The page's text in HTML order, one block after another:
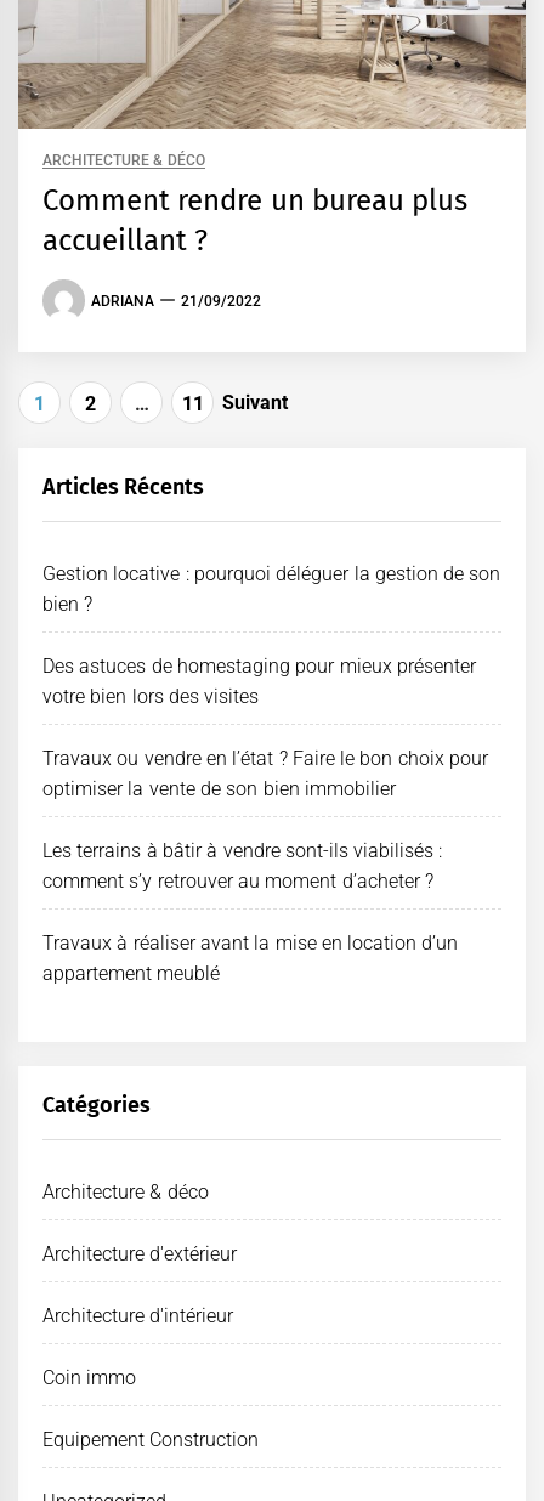
ARCHITECTURE & DÉCO
Comment rendre un bureau plus
accueillant ?
ADRIANA 21/09/2022
Pagination
publications
1 2 … 11 Suivant
Articles Récents
Gestion locative : pourquoi déléguer la gestion de son
bien ?
Des astuces de homestaging pour mieux présenter
votre bien lors des visites
Travaux ou vendre en l’état ? Faire le bon choix pour
optimiser la vente de son bien immobilier
Les terrains à bâtir à vendre sont-ils viabilisés :
comment s’y retrouver au moment d’acheter ?
Travaux à réaliser avant la mise en location d’un
appartement meublé
Catégories
Architecture & déco
Architecture d'extérieur
Architecture d'intérieur
Coin immo
Equipement Construction